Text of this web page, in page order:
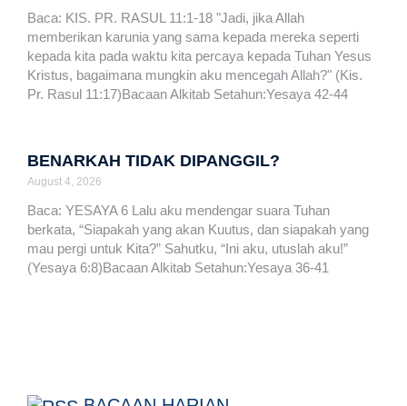
Baca: KIS. PR. RASUL 11:1-18 "Jadi, jika Allah
memberikan karunia yang sama kepada mereka seperti
kepada kita pada waktu kita percaya kepada Tuhan Yesus
Kristus, bagaimana mungkin aku mencegah Allah?" (Kis.
Pr. Rasul 11:17)Bacaan Alkitab Setahun:Yesaya 42-44
BENARKAH TIDAK DIPANGGIL?
August 4, 2026
Baca: YESAYA 6 Lalu aku mendengar suara Tuhan
berkata, “Siapakah yang akan Kuutus, dan siapakah yang
mau pergi untuk Kita?” Sahutku, “Ini aku, utuslah aku!”
(Yesaya 6:8)Bacaan Alkitab Setahun:Yesaya 36-41